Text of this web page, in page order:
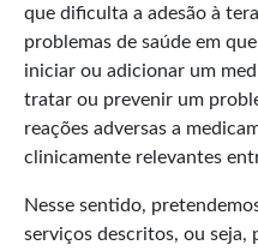
que dificulta a adesão à
problemas de saúde em
iniciar ou adicionar um
tratar ou prevenir um
reações adversas a
clinicamente relevantes
Nesse sentido,
serviços descritos, ou seja,